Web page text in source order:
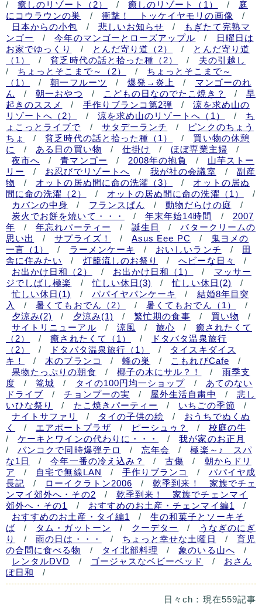
/
癒しのリゾート（2） / 癒しのリゾート（1） /
庭
にコウラウンの巣
/ 衝撃！ トッケイヤモリの画像
/
日本からの小包
/ 悲しいお知らせ /
もぎたて完熟マ
ンゴー
/ 今年のマンゴーとローズアップル /
日曜日は
お家でゆっくり
/ とんだ寄り道（2） /
とんだ寄り道
（1）
/ 貧乏時代の話と拾った種（2） /
夫の引越し
/
ちょっとそこまで～（2） /
ちょっとそこまで～
（1）
/ 朝一フルーツ / 爆発→炎上 /
マンゴーのれ
ん
/ 朝一おやつ / こどもの日なのでたこ焼き？ /
早
起きのススメ
/ 手作りブランコ第2弾 /
涼を求め山の
リゾートへ（2）
/ 涼を求め山のリゾートへ（1） /
ち
ょこっとライブで
/ サタデーランチ /
ピンクのちょう
ちょ
/ 貧乏時代の話と拾った種（1） /
買い物の休憩
に
/ ある日の買い物 / 仕掛け / ほぼ専業主婦
/
夜市へ
/ 青マンゴー / 2008年の抱負 /
山芋ストー
リー
/ お忍びでリゾートへ / 我が社の会議室 /
副産
物
/ オットの居ぬ間に命の洗濯（3） /
オットの居ぬ
間に命の洗濯（2）
/ オットの居ぬ間に命の洗濯（1）
/
カバンの中身
/ フランスぱん / 動物だらけの庭
/
炭火でお餅を焼いて・・・
/ 年末年始14時間 /
2007
年
/ 年忘れパーティー / 誕生日 /
バタークリームの
思い出
/ サプライズ！ / Asus Eee PC /
鬼ヨメの
一言（1）
/ ラーメンケーキ / おいしいランチ /
田
舎に住みたい
/ 灯籠流しのお祭り / へビーな日々
/
お出かけ日和（2）
/ お出かけ日和（1） /
マッサー
ジでしばし極楽
/ 忙しい休日(3) / 忙しい休日(2)
/
忙しい休日(1)
/ パパイヤパンケーキ /
結婚8年目突
入
/ 暑くてもおでん（2） / 暑くてもおでん（1）
/
夕涼み(2)
/ 夕涼み(1) / 繁忙期の食事 / 買い物
/
サイトリニューアル
/ 涼風 / 旅心 /
癒されたくて
（2）
/ 癒されたくて（1） /
ドタバタ温泉旅行
（2）
/ ドタバタ温泉旅行（1） /
タイスキダイス
キ！
/ 木のブランコ / 蜂の巣 / こもれびCafe
/
果物たっぷりの朝食
/ 椰子の木にサル？！ /
雨季支
度
/ 篭城 / タイの100円均一ショップ /
あてのない
ドライブ
/ チョンプーの実 / 屋外生活自粛中 /
悲し
いひな祭り
/ たこ焼きパーティー / いちごの季節
/
ナイトサファリ
/ タイの子供の絵 /
おうちでぬくぬ
く
/ エアポートプラザ / ピーシュゥ？ /
校庭の牛
/
ケーキとワインの代わりに・・・ /
我が家のお正月
/
バンコクで同時爆弾テロ / 忘年会 /
極楽～♪ スパ
な1日
/ 今年一番の冷え込み？ / 古傷 /
朝からドリ
ア
/ 自宅で無線LAN / 手作りブランコ /
パパイヤ成
長記
/ ローイクラトン2006 /
乾季到来！ 家族でチェ
ンマイ郊外へ・その2
/
乾季到来！ 家族でチェンマイ
郊外へ・その1
/ おすすめのお土産・チェンマイ編1
/
おすすめのお土産・タイ編1
/
生の和菓子とソーキそ
ば
/ タム・ガットーン / クーデター /
うなぎのにぎ
り
/ 雨の日は・・・ / ちょっと幸せな土曜日 /
育児
の合間に食べる物
/ タイ北部料理 / 象のいる山へ
/
レンタルDVD
/ ゴージャスなベビーベッド /
おさん
ぽ日和
/
日々ch：現在559記事